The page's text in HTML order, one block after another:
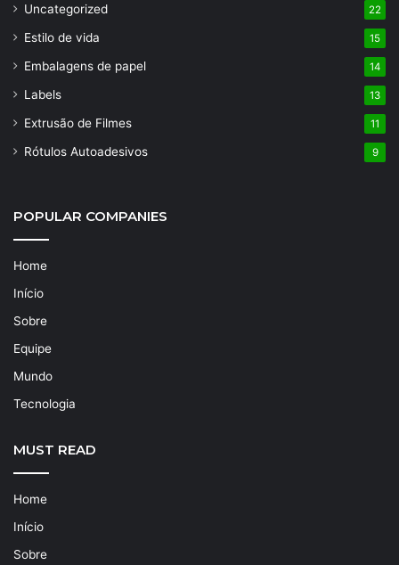
Uncategorized 22
Estilo de vida 15
Embalagens de papel 14
Labels 13
Extrusão de Filmes 11
Rótulos Autoadesivos 9
POPULAR COMPANIES
Home
Início
Sobre
Equipe
Mundo
Tecnologia
MUST READ
Home
Início
Sobre